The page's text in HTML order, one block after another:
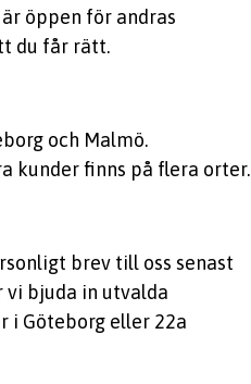
öppen för andras
du får rätt.
och Malmö.
kunder finns på flera orter.
brev till oss senast
vi bjuda in utvalda
i Göteborg eller 22a